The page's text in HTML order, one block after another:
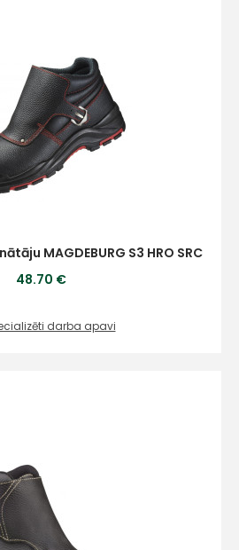
MAGDEBURG S3 HRO SRC
48.70 €
darba apavi
Sazinies
ar